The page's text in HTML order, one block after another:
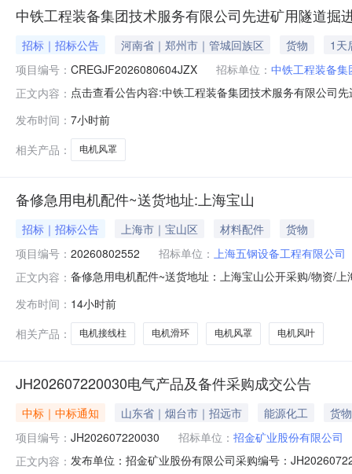
中铁工程装备集团技术服务有限公司先进矿用隧道
招标｜招标公告 河南省｜郑州市｜管城回族区 货物
1天
项目编号： CREGJF2026080604JZX 招标单位： 中铁工程装备
正文内容： 点击查看公告内容:中铁工程装备集团技术服务有限公司
发布时间： 7小时前
相关产品：
电机风罩
备修急用电机配件~送货地址:上海宝山
招标｜招标公告 上海市｜宝山区 材料配件
货物
项目编号： 20260802552 招标单位： 上海五钢设备工程有限公司
正文内容： 备修急用电机配件~送货地址：上海宝山公开采购/物资/
件~送货地址：上海宝山采购联系人:冯国龙采购联系人
发布时间： 14小时前
相关产品：
电机接线柱 电机滑环 电机风罩 电机风叶
JH202607220030电气产品及备件采购成交公告
中标｜中标通知 山东省｜烟台市｜招远市 能源化工
货物
项目编号： JH202607220030 招标单位： 招金矿业股份有限公司
正文内容： 发布单位：招金矿业股份有限公司采购编号：